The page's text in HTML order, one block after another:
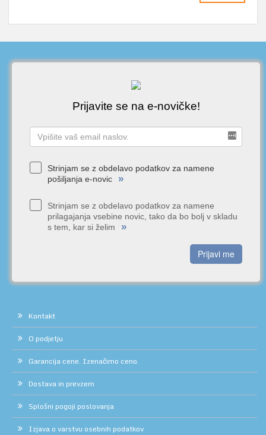
Prijavite se na e-novičke!
Strinjam se z obdelavo podatkov za namene
pošiljanja e-novic
»
Strinjam se z obdelavo podatkov za namene
prilagajanja vsebine novic, tako da bo bolj v skladu
s tem, kar si želim
»
Prijavi me
Kontakt
O podjetju
Garancija cene. Izenačimo ceno.
Dostava in prevzem
Splošni pogoji poslovanja
Izjava o varstvu osebnih podatkov